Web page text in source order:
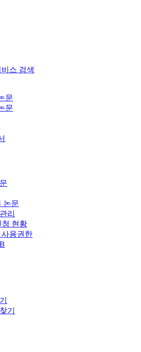
스 검색
문
문
논문
리
청 현황
용권한
기